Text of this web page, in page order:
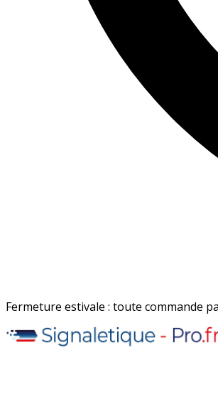
Fermeture estivale : toute commande